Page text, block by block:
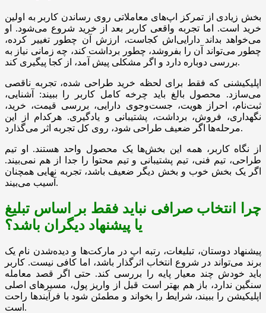
بخش زیادی از تمرکز اپ‌های معاملاتی روی رساندن کاربر به اولین
خرید است. اما تجربه واقعی کاربر بعد از خرید شروع می‌شود. او
می‌خواهد بداند دارایی‌اش کجاست، ارزش آن چطور تغییر کرده،
چطور می‌تواند آن را بفروشد، چطور برداشت کند، چه زمانی نیاز به
بررسی دوباره دارد و اگر مشکلی پیش آمد، از کجا پیگیری کند.
اپلیکیشنی که فقط برای لحظه خرید طراحی شده، تجربه ناقصی
می‌سازد. محصول بالغ باید چرخه کامل کاربر را ببیند: آشنایی،
ثبت‌نام، احراز هویت، جست‌وجوی دارایی، بررسی قیمت، خرید،
نگهداری، فروش، برداشت، پشتیبانی و یادگیری. هرکدام از این
مرحله‌ها اگر ضعیف طراحی شود، روی کل تجربه اثر می‌گذارد.
از نگاه کاربر، همه این بخش‌ها یک محصول واحد هستند. او تیم
طراحی، تیم فنی، تیم پشتیبانی و تیم محتوا را جدا از هم نمی‌بیند.
اگر یک بخش خوب و بخش دیگر ضعیف باشد، تجربه نهایی همچنان
آسیب می‌بیند.
چرا انتخاب صرافی نباید فقط بر اساس تبلیغ
یا پیشنهاد دیگران باشد؟
پیشنهاد دوستان، تبلیغات، رتبه اپ در مارکت‌ها و دیده‌شدن نام یک
برند می‌تواند در شروع انتخاب اثرگذار باشد، اما کافی نیست. کاربر
باید خودش چند معیار پایه را بررسی کند. حتی اگر قصد معامله
سنگین ندارد، باز هم بهتر است قبل از واریز پول، مسیرهای اصلی
اپلیکیشن را ببیند، شرایط را بخواند و مطمئن شود با فرآیندها راحت
است.